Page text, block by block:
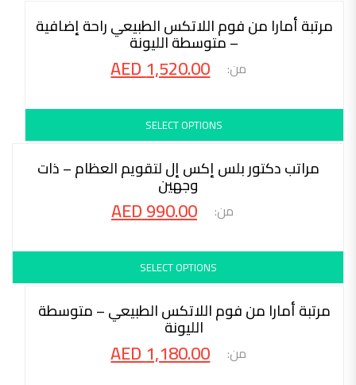
محاكمة 30 ليلة
مرتبة أمارا من فوم اللاتكس الطبيعي راحة إضافية
– متوسطة الليونة
AED1,520.00
SELECT OPTIONS
محاكمة 30 ليلة
مراتب دكتور بلس إكس إل لتقويم العظام – ذات
وجهين
AED990.00
SELECT OPTIONS
محاكمة 30 ليلة
مرتبة أمارا من فوم اللاتكس الطبيعي – متوسطة
الليونة
AED1,180.00